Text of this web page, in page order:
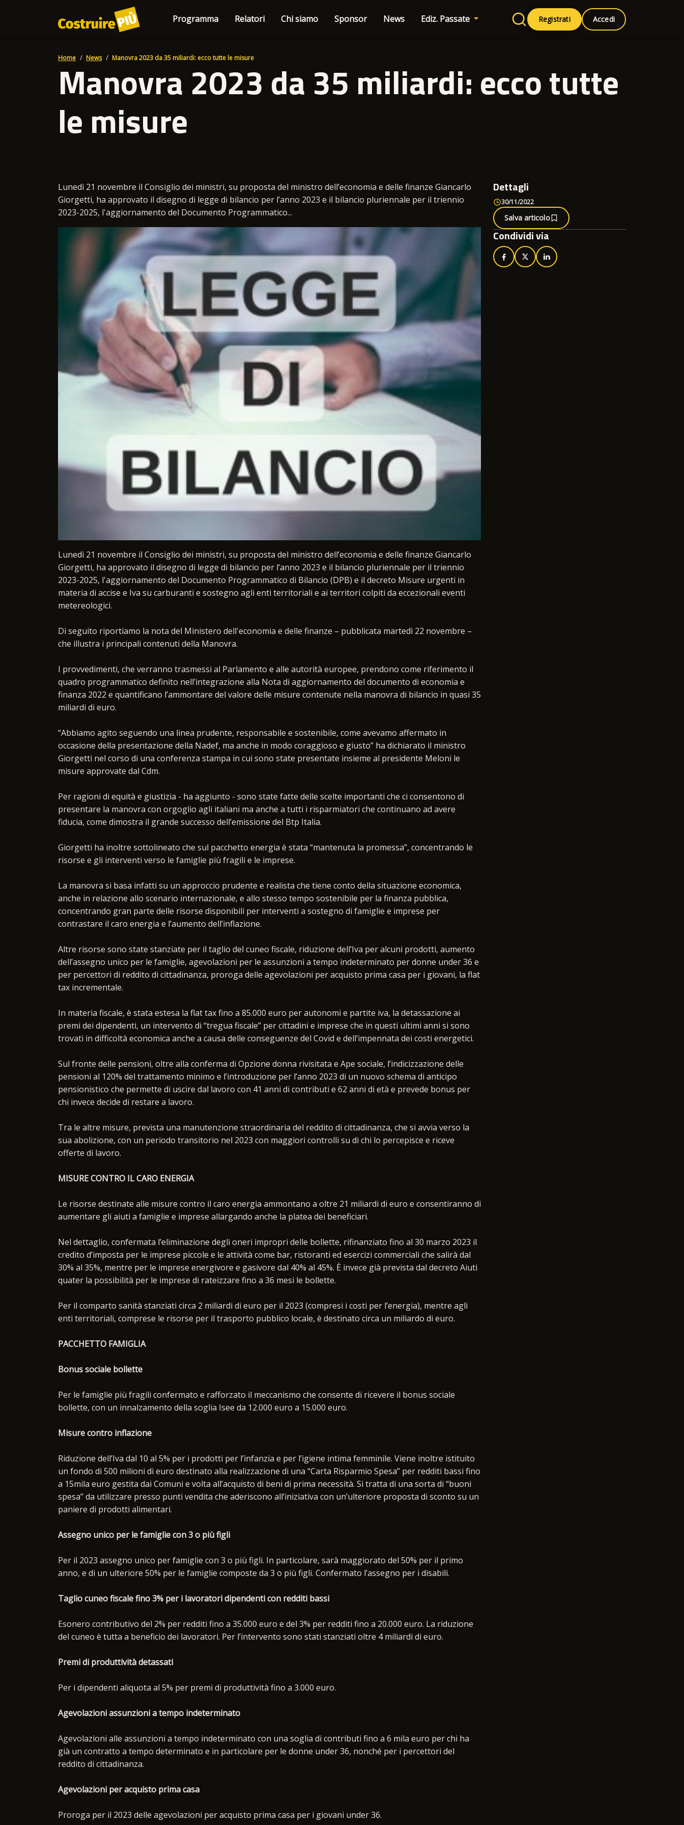
Programma Relatori Chi siamo Sponsor News Ediz. Passate Registrati Accedi
Home News Manovra 2023 da 35 miliardi: ecco tutte le misure
Manovra 2023 da 35 miliardi: ecco tutte
le misure
Lunedì 21 novembre il Consiglio dei ministri, su proposta del ministro dell’economia e delle finanze Giancarlo
Giorgetti, ha approvato il disegno di legge di bilancio per l’anno 2023 e il bilancio pluriennale per il triennio
2023-2025, l'aggiornamento del Documento Programmatico...
Lunedì 21 novembre il Consiglio dei ministri, su proposta del ministro dell’economia e delle finanze Giancarlo
Giorgetti, ha approvato il disegno di legge di bilancio per l’anno 2023 e il bilancio pluriennale per il triennio
2023-2025, l'aggiornamento del Documento Programmatico di Bilancio (DPB) e il decreto Misure urgenti in
materia di accise e Iva su carburanti e sostegno agli enti territoriali e ai territori colpiti da eccezionali eventi
metereologici.
Di seguito riportiamo la nota del Ministero dell'economia e delle finanze – pubblicata martedì 22 novembre –
che illustra i principali contenuti della Manovra.
I provvedimenti, che verranno trasmessi al Parlamento e alle autorità europee, prendono come riferimento il
quadro programmatico definito nell’integrazione alla Nota di aggiornamento del documento di economia e
finanza 2022 e quantificano l’ammontare del valore delle misure contenute nella manovra di bilancio in quasi 35
miliardi di euro.
“Abbiamo agito seguendo una linea prudente, responsabile e sostenibile, come avevamo affermato in
occasione della presentazione della Nadef, ma anche in modo coraggioso e giusto” ha dichiarato il ministro
Giorgetti nel corso di una conferenza stampa in cui sono state presentate insieme al presidente Meloni le
misure approvate dal Cdm.
Per ragioni di equità e giustizia - ha aggiunto - sono state fatte delle scelte importanti che ci consentono di
presentare la manovra con orgoglio agli italiani ma anche a tutti i risparmiatori che continuano ad avere
fiducia, come dimostra il grande successo dell’emissione del Btp Italia.
Giorgetti ha inoltre sottolineato che sul pacchetto energia è stata “mantenuta la promessa”, concentrando le
risorse e gli interventi verso le famiglie più fragili e le imprese.
La manovra si basa infatti su un approccio prudente e realista che tiene conto della situazione economica,
anche in relazione allo scenario internazionale, e allo stesso tempo sostenibile per la finanza pubblica,
concentrando gran parte delle risorse disponibili per interventi a sostegno di famiglie e imprese per
contrastare il caro energia e l’aumento dell’inflazione.
Altre risorse sono state stanziate per il taglio del cuneo fiscale, riduzione dell’Iva per alcuni prodotti, aumento
dell’assegno unico per le famiglie, agevolazioni per le assunzioni a tempo indeterminato per donne under 36 e
per percettori di reddito di cittadinanza, proroga delle agevolazioni per acquisto prima casa per i giovani, la flat
tax incrementale.
In materia fiscale, è stata estesa la flat tax fino a 85.000 euro per autonomi e partite iva, la detassazione ai
premi dei dipendenti, un intervento di “tregua fiscale” per cittadini e imprese che in questi ultimi anni si sono
trovati in difficoltà economica anche a causa delle conseguenze del Covid e dell’impennata dei costi energetici.
Sul fronte delle pensioni, oltre alla conferma di Opzione donna rivisitata e Ape sociale, l’indicizzazione delle
pensioni al 120% del trattamento minimo e l’introduzione per l’anno 2023 di un nuovo schema di anticipo
pensionistico che permette di uscire dal lavoro con 41 anni di contributi e 62 anni di età e prevede bonus per
chi invece decide di restare a lavoro.
Tra le altre misure, prevista una manutenzione straordinaria del reddito di cittadinanza, che si avvia verso la
sua abolizione, con un periodo transitorio nel 2023 con maggiori controlli su di chi lo percepisce e riceve
offerte di lavoro.
MISURE CONTRO IL CARO ENERGIA
Le risorse destinate alle misure contro il caro energia ammontano a oltre 21 miliardi di euro e consentiranno di
aumentare gli aiuti a famiglie e imprese allargando anche la platea dei beneficiari.
Nel dettaglio, confermata l’eliminazione degli oneri impropri delle bollette, rifinanziato fino al 30 marzo 2023 il
credito d’imposta per le imprese piccole e le attività come bar, ristoranti ed esercizi commerciali che salirà dal
30% al 35%, mentre per le imprese energivore e gasivore dal 40% al 45%. È invece già prevista dal decreto Aiuti
quater la possibilità per le imprese di rateizzare fino a 36 mesi le bollette.
Per il comparto sanità stanziati circa 2 miliardi di euro per il 2023 (compresi i costi per l’energia), mentre agli
enti territoriali, comprese le risorse per il trasporto pubblico locale, è destinato circa un miliardo di euro.
PACCHETTO FAMIGLIA
Bonus sociale bollette
Per le famiglie più fragili confermato e rafforzato il meccanismo che consente di ricevere il bonus sociale
bollette, con un innalzamento della soglia Isee da 12.000 euro a 15.000 euro.
Misure contro inflazione
Riduzione dell’Iva dal 10 al 5% per i prodotti per l’infanzia e per l’igiene intima femminile. Viene inoltre istituito
un fondo di 500 milioni di euro destinato alla realizzazione di una “Carta Risparmio Spesa” per redditi bassi fino
a 15mila euro gestita dai Comuni e volta all’acquisto di beni di prima necessità. Si tratta di una sorta di “buoni
spesa” da utilizzare presso punti vendita che aderiscono all’iniziativa con un’ulteriore proposta di sconto su un
paniere di prodotti alimentari.
Assegno unico per le famiglie con 3 o più figli
Per il 2023 assegno unico per famiglie con 3 o più figli. In particolare, sarà maggiorato del 50% per il primo
anno, e di un ulteriore 50% per le famiglie composte da 3 o più figli. Confermato l’assegno per i disabili.
Taglio cuneo fiscale fino 3% per i lavoratori dipendenti con redditi bassi
Esonero contributivo del 2% per redditi fino a 35.000 euro e del 3% per redditi fino a 20.000 euro. La riduzione
del cuneo è tutta a beneficio dei lavoratori. Per l’intervento sono stati stanziati oltre 4 miliardi di euro.
Premi di produttività detassati
Per i dipendenti aliquota al 5% per premi di produttività fino a 3.000 euro.
Agevolazioni assunzioni a tempo indeterminato
Agevolazioni alle assunzioni a tempo indeterminato con una soglia di contributi fino a 6 mila euro per chi ha
già un contratto a tempo determinato e in particolare per le donne under 36, nonché per i percettori del
reddito di cittadinanza.
Agevolazioni per acquisto prima casa
Proroga per il 2023 delle agevolazioni per acquisto prima casa per i giovani under 36.
Dettagli
30/11/2022
Salva articolo
Condividi via